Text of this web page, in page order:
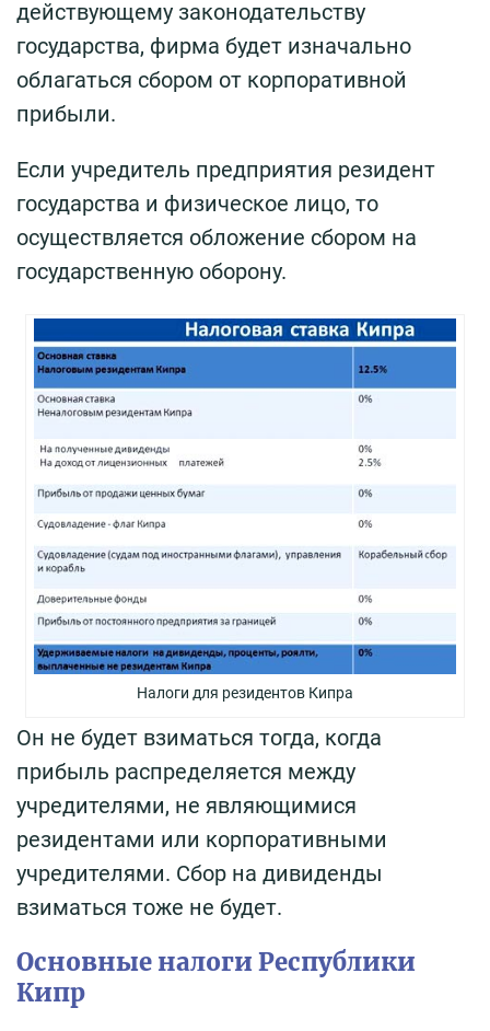
действующему законодательству
государства, фирма будет изначально
облагаться сбором от корпоративной
прибыли.
Если учредитель предприятия резидент
государства и физическое лицо, то
осуществляется обложение сбором на
государственную оборону.
Налоги для резидентов Кипра
Он не будет взиматься тогда, когда
прибыль распределяется между
учредителями, не являющимися
резидентами или корпоративными
учредителями. Сбор на дивиденды
взиматься тоже не будет.
Основные налоги Республики
Кипр